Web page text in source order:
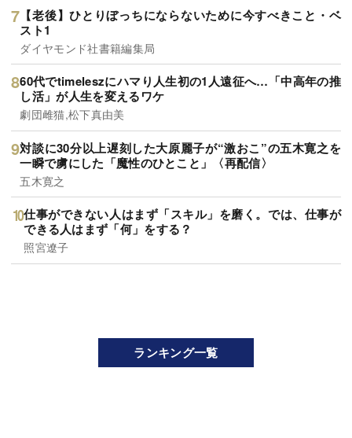
【老後】ひとりぼっちにならないために今すべきこと・ベ
スト1
ダイヤモンド社書籍編集局
60代でtimeleszにハマり人生初の1人遠征へ…「中高年の推
し活」が人生を変えるワケ
劇団雌猫,松下真由美
対談に30分以上遅刻した大原麗子が“激おこ”の五木寛之を
一瞬で虜にした「魔性のひとこと」〈再配信〉
五木寛之
仕事ができない人はまず「スキル」を磨く。では、仕事が
できる人はまず「何」をする？
照宮遼子
ランキング一覧